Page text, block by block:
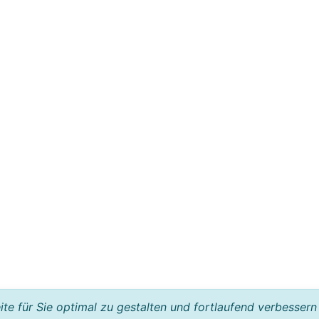
für Sie optimal zu gestalten und fortlaufend